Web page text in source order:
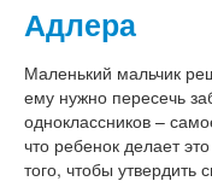
Адлера
Маленький мальчик
ему нужно пересечь
одноклассников –
что ребенок делает
того, чтобы утвердить